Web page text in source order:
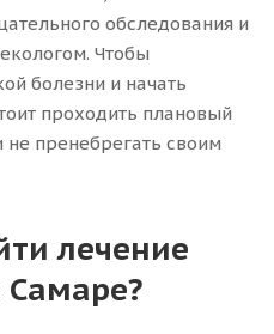
обследования и
Чтобы
болезни и начать
проходить плановый
не пренебрегать своим
лечение
Самаре?